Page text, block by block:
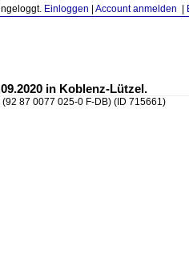
Einloggen Account anmelden
in Koblenz-Lützel.
87 0077 025-0 F-DB) (ID 715661)